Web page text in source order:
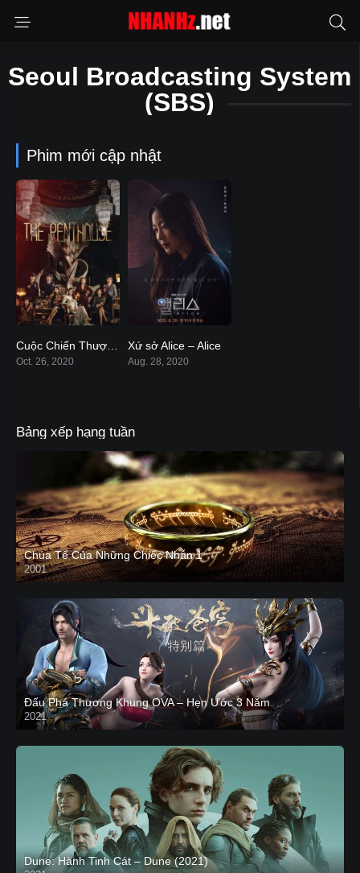
Seoul Broadcasting System
(SBS)
Phim mới cập nhật
8.8
Oct. 26, 2020
8.1
Xứ sở Alice – Alice
Aug. 28, 2020
Bảng xếp hạng tuần
Chúa Tể Của Những Chiếc Nhẫn 1
2001
Đấu Phá Thương Khung OVA – Hẹn Ước 3 Năm
2021
Dune: Hành Tinh Cát – Dune (2021)